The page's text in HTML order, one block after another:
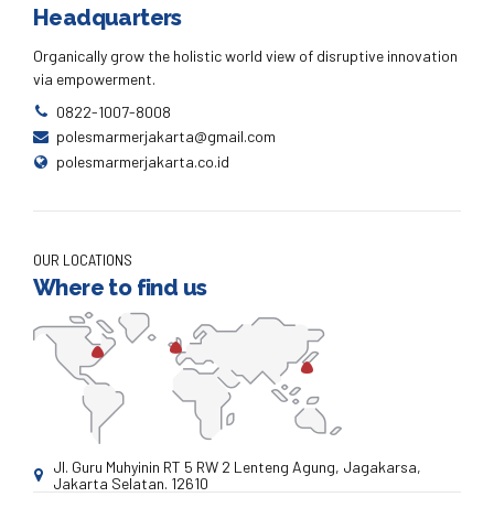
Headquarters
Organically grow the holistic world view of disruptive innovation
via empowerment.
0822-1007-8008
polesmarmerjakarta@gmail.com
polesmarmerjakarta.co.id
OUR LOCATIONS
Where to find us
Jl. Guru Muhyinin RT 5 RW 2 Lenteng Agung, Jagakarsa,
Jakarta Selatan. 12610